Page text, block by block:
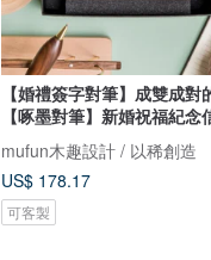
【婚禮簽字對筆】成雙成對
【啄墨對筆】新婚祝福紀念
mufun木趣設計 / 以稀創造
US$ 178.17
可客製